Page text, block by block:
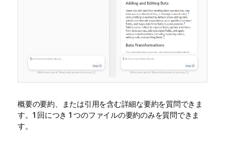
概要の要約、または引用を含む詳細な要約を質問できま
す。1 回につき 1 つのファイルの要約のみを質問できま
す。